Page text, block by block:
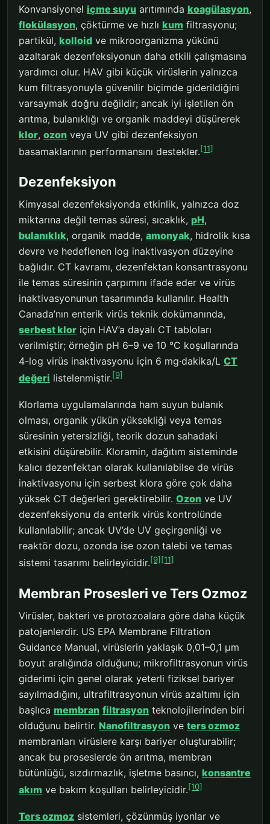
Konvansiyonel içme suyu arıtımında koagülasyon,
flokülasyon, çöktürme ve hızlı kum filtrasyonu;
partikül, kolloid ve mikroorganizma yükünü
azaltarak dezenfeksiyonun daha etkili çalışmasına
yardımcı olur. HAV gibi küçük virüslerin yalnızca
kum filtrasyonuyla güvenilir biçimde giderildiğini
varsaymak doğru değildir; ancak iyi işletilen ön
arıtma, bulanıklığı ve organik maddeyi düşürerek
klor, ozon veya UV gibi dezenfeksiyon
basamaklarının performansını destekler.[11]
Dezenfeksiyon
Kimyasal dezenfeksiyonda etkinlik, yalnızca doz
miktarına değil temas süresi, sıcaklık, pH,
bulanıklık, organik madde, amonyak, hidrolik kısa
devre ve hedeflenen log inaktivasyon düzeyine
bağlıdır. CT kavramı, dezenfektan konsantrasyonu
ile temas süresinin çarpımını ifade eder ve virüs
inaktivasyonunun tasarımında kullanılır. Health
Canada’nın enterik virüs teknik dokümanında,
serbest klor için HAV’a dayalı CT tabloları
verilmiştir; örneğin pH 6–9 ve 10 °C koşullarında
4-log virüs inaktivasyonu için 6 mg·dakika/L CT
değeri listelenmiştir.[9]
Klorlama uygulamalarında ham suyun bulanık
olması, organik yükün yüksekliği veya temas
süresinin yetersizliği, teorik dozun sahadaki
etkisini düşürebilir. Kloramin, dağıtım sisteminde
kalıcı dezenfektan olarak kullanılabilse de virüs
inaktivasyonu için serbest klora göre çok daha
yüksek CT değerleri gerektirebilir. Ozon ve UV
dezenfeksiyonu da enterik virüs kontrolünde
kullanılabilir; ancak UV’de UV geçirgenliği ve
reaktör dozu, ozonda ise ozon talebi ve temas
sistemi tasarımı belirleyicidir.[9] [11]
Membran Prosesleri ve Ters Ozmoz
Virüsler, bakteri ve protozoalara göre daha küçük
patojenlerdir. US EPA Membrane Filtration
Guidance Manual, virüslerin yaklaşık 0,01–0,1 µm
boyut aralığında olduğunu; mikrofiltrasyonun virüs
giderimi için genel olarak yeterli fiziksel bariyer
sayılmadığını, ultrafiltrasyonun virüs azaltımı için
başlıca membran filtrasyon teknolojilerinden biri
olduğunu belirtir. Nanofiltrasyon ve ters ozmoz
membranları virüslere karşı bariyer oluşturabilir;
ancak bu proseslerde ön arıtma, membran
bütünlüğü, sızdırmazlık, işletme basıncı, konsantre
akım ve bakım koşulları belirleyicidir.[10]
Ters ozmoz sistemleri, çözünmüş iyonlar ve